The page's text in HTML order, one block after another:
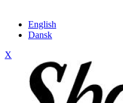
English
Dansk
X